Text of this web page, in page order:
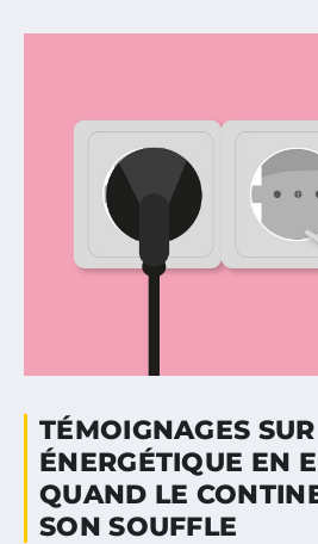
TÉMOIGNAGES
ÉNERGÉTIQUE EN
QUAND LE
SON SOUFFLE